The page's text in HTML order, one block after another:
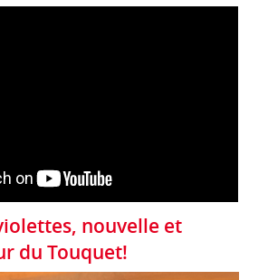
nouvelle et
du Touquet!